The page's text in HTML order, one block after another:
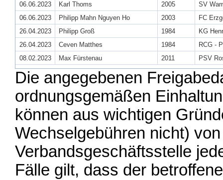
06.06.2023
Karl Thoms 2005
SV
06.06.2023
Philipp Mahn Nguyen Ho 2003
FC
26.04.2023
Philipp Groß 1984
KG
26.04.2023
Ceven Matthes 1984
RCG -
08.02.2023
Max Fürstenau 2011 PSV
Die angegebenen
ordnungsgemäßen
können aus wichtigen
Wechselgebühren nicht)
Verbandsgeschäftsstelle
Fälle gilt, dass der